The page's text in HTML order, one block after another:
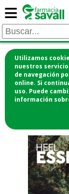
Utilizamos
nuestros
de navegación
online. Si
uso. Puede
información
≡
DESDE